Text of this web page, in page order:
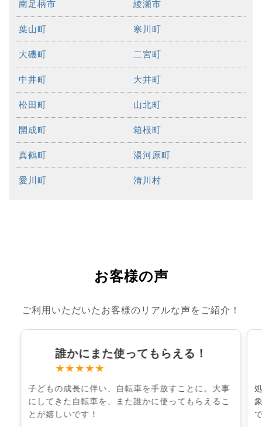
南足柄市 綾瀬市
葉山町 寒川町
大磯町 二宮町
中井町 大井町
松田町 山北町
開成町 箱根町
真鶴町 湯河原町
愛川町 清川村
お客様の声
ご利用いただいたお客様のリアルな声をご紹介！
誰かにまた使ってもらえる！
★★★★★
子どもの成長に伴い、自転車を手放すことに。大事
にしてきた自転車を、また誰かに使ってもらえるこ
とが嬉しいです！